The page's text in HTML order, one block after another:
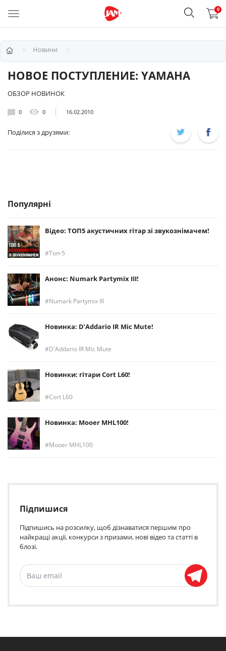
0
Новини
НОВОЕ ПОСТУПЛЕНИЕ: YAMAHA
ОБЗОР НОВИНОК
0 0 16.02.2010
Поділися з друзями:
Популярні
Відео: ТОП5 акустичних гітар зі звукознімачем!
Топ-5
Анонс: Numark Partymix III!
Numark Partymix III
Новинка: D’Addario IR Mic Mute!
D'Addario IR Mic Mute
Новинки: гітари Cort L60!
Cort L60
Новинка: Mooer MHL100!
Mooer MHL100
Підпишися
Підпишись на розсилку, щоб дізнаватися першим про
найкращі акції, конкурси з призами, нові відео та статті в
блозі.